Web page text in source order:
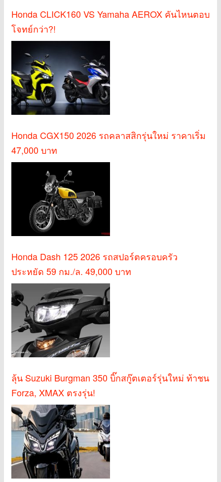
Honda CLICK160 VS Yamaha AEROX คันไหนตอบ
โจทย์กว่า?!
Honda CGX150 2026 รถคลาสสิกรุ่นใหม่ ราคาเริ่ม
47,000 บาท
Honda Dash 125 2026 รถสปอร์ตครอบครัว
ประหยัด 59 กม./ล. 49,000 บาท
ลุ้น Suzuki Burgman 350 บิ๊กสกู๊ตเตอร์รุ่นใหม่ ท้าชน
Forza, XMAX ตรงรุ่น!